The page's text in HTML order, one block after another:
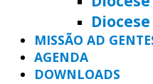
MISSÃO AD
AGENDA
DOWNLOADS